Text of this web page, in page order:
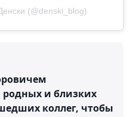
(@denski_blog)
и близких
коллег, чтобы